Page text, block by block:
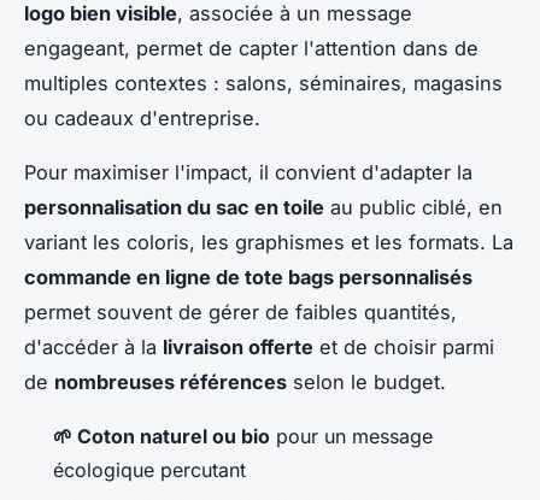
logo bien visible, associée à un message
engageant, permet de capter l'attention dans de
multiples contextes : salons, séminaires, magasins
ou cadeaux d'entreprise.
Pour maximiser l'impact, il convient d'adapter la
personnalisation du sac en toile au public ciblé, en
variant les coloris, les graphismes et les formats. La
commande en ligne de tote bags personnalisés
permet souvent de gérer de faibles quantités,
d'accéder à la livraison offerte et de choisir parmi
de nombreuses références selon le budget.
🌱 Coton naturel ou bio pour un message
écologique percutant